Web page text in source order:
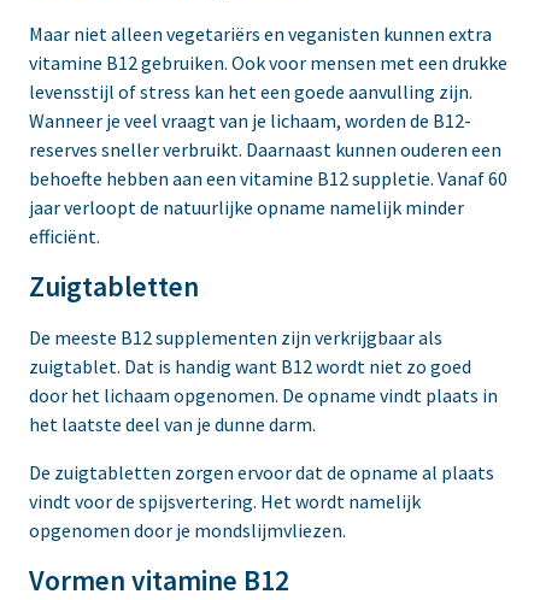
Maar niet alleen vegetariërs en veganisten kunnen extra
vitamine B12 gebruiken. Ook voor mensen met een drukke
levensstijl of stress kan het een goede aanvulling zijn.
Wanneer je veel vraagt van je lichaam, worden de B12-
reserves sneller verbruikt. Daarnaast kunnen ouderen een
behoefte hebben aan een vitamine B12 suppletie. Vanaf 60
jaar verloopt de natuurlijke opname namelijk minder
efficiënt.
Zuigtabletten
De meeste B12 supplementen zijn verkrijgbaar als
zuigtablet. Dat is handig want B12 wordt niet zo goed
door het lichaam opgenomen. De opname vindt plaats in
het laatste deel van je dunne darm.
De zuigtabletten zorgen ervoor dat de opname al plaats
vindt voor de spijsvertering. Het wordt namelijk
opgenomen door je mondslijmvliezen.
Vormen vitamine B12